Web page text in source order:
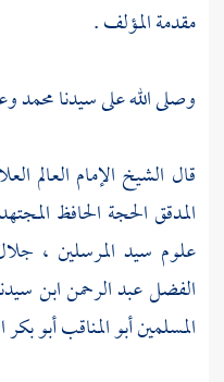
مقدمة المؤلف .
وصلى الله على سيدنامحمد
قال الشيخ الإمام العالم
المدقق الحجة الحافظ
علوم سيد المرسلين ،
الفضل عبد الرحمن ابن
المسلمين أبو المناقب أبو